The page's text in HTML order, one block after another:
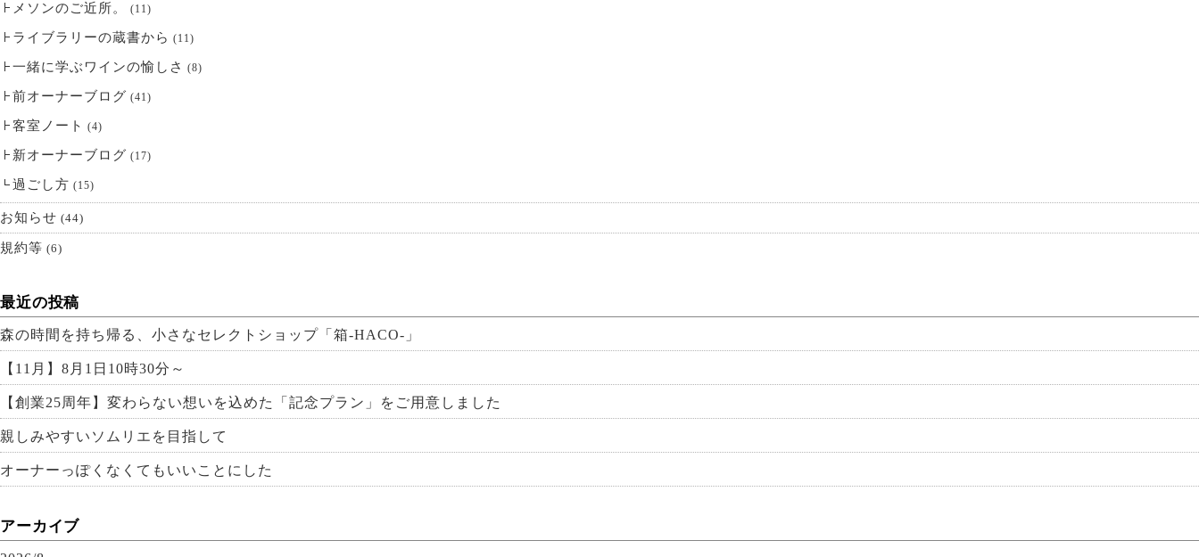
メソンのご近所。 (11)
ライブラリーの蔵書から (11)
一緒に学ぶワインの愉しさ (8)
前オーナーブログ (41)
客室ノート (4)
新オーナーブログ (17)
過ごし方 (15)
お知らせ (44)
規約等 (6)
最近の投稿
森の時間を持ち帰る、小さなセレクトショップ「箱-HACO-」
【11月】8月1日10時30分～
【創業25周年】変わらない想いを込めた「記念プラン」をご用意しました
親しみやすいソムリエを目指して
オーナーっぽくなくてもいいことにした
アーカイブ